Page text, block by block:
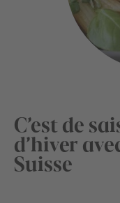
C’est de
d’hiver
Suisse